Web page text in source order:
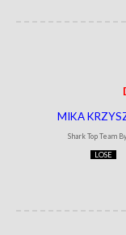
MIKA
Shark Top Team
LOSE